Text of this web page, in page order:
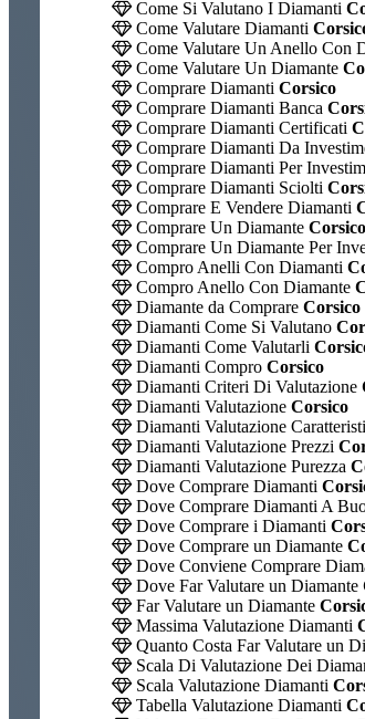
Come Si Valutano I Diamanti
Come Valutare Diamanti
Come Valutare Un Anello Con
Come Valutare Un Diamante
Comprare Diamanti Corsico
Comprare Diamanti Banca
Comprare Diamanti Certificati
Comprare Diamanti Da
Comprare Diamanti Per
Comprare Diamanti Sciolti
Comprare E Vendere Diamanti
Comprare Un Diamante Corsico
Comprare Un Diamante Per
Compro Anelli Con Diamanti
Compro Anello Con Diamante
Diamante da Comprare Corsico
Diamanti Come Si Valutano
Diamanti Come Valutarli
Diamanti Compro Corsico
Diamanti Criteri Di Valutazione
Diamanti Valutazione Corsico
Diamanti Valutazione
Diamanti Valutazione Prezzi
Diamanti Valutazione Purezza
Dove Comprare Diamanti
Dove Comprare Diamanti A
Dove Comprare i Diamanti
Dove Comprare un Diamante
Dove Conviene Comprare
Dove Far Valutare un Diamante
Far Valutare un Diamante
Massima Valutazione Diamanti
Quanto Costa Far Valutare un
Scala Di Valutazione Dei
Scala Valutazione Diamanti
Tabella Valutazione Diamanti